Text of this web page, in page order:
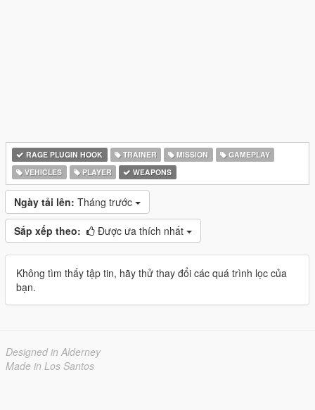
RAGE PLUGIN HOOK TRAINER MISSION
GAMEPLAY
VEHICLES
PLAYER WEAPONS
Ngày tải lên: Tháng trước
Sắp xếp theo: Được ưa thích nhất
Không tìm thấy tập tin, hãy thử thay đổi các quá trình lọc của
bạn.
Designed in Alderney
Made in Los Santos